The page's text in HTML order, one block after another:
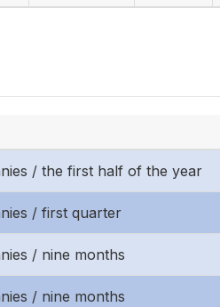
/ the first half of the year
/ first quarter
/ nine months
/ nine months